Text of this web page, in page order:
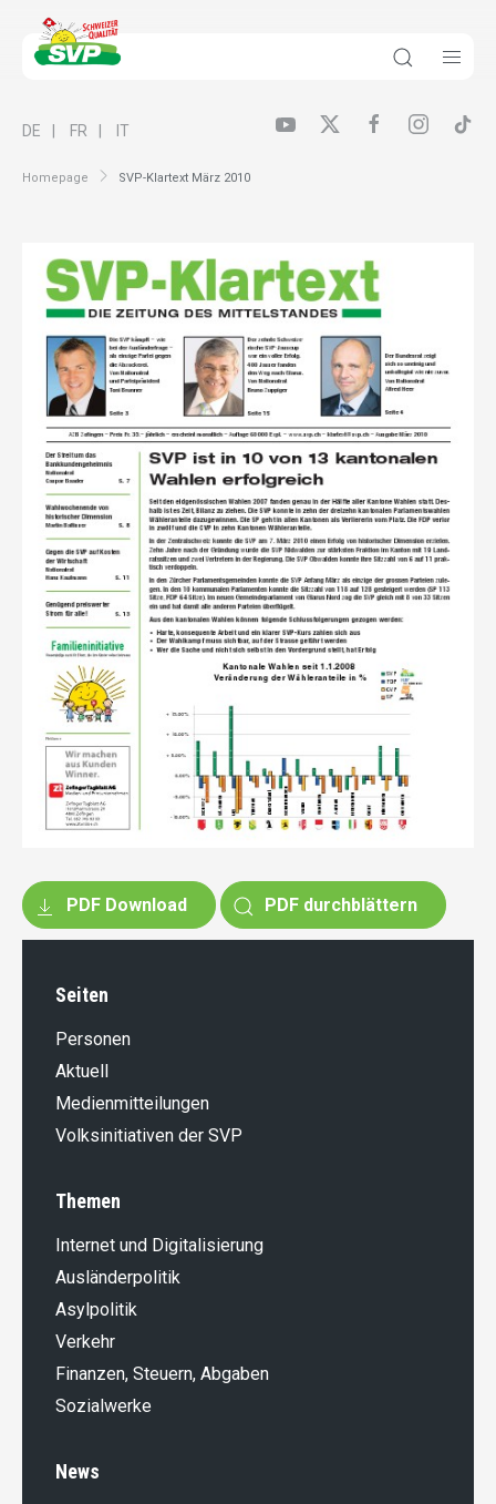
Homepage SVP-Klartext März 2010
DE FR IT
PDF Download PDF durchblättern
Seiten
Personen
Aktuell
Medienmitteilungen
Volksinitiativen der SVP
Themen
Internet und Digitalisierung
Ausländer­politik
Asylpolitik
Verkehr
Finanzen, Steuern, Abgaben
Sozialwerke
News